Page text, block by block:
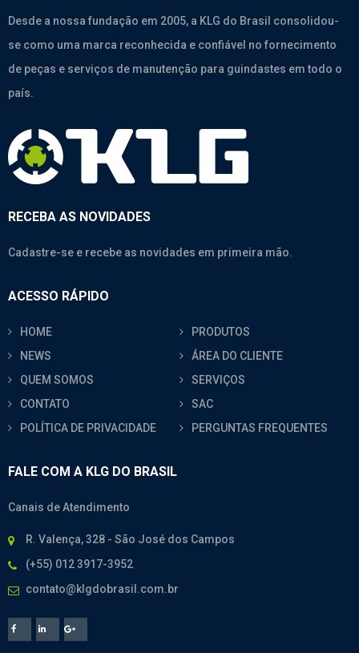
Desde a nossa fundação em 2005, a KLG do Brasil consolidou-
se como uma marca reconhecida e confiável no fornecimento
de peças e serviços de manutenção para guindastes em todo o
país.
RECEBA AS NOVIDADES
Cadastre-se e recebe as novidades em primeira mão.
ACESSO RÁPIDO
HOME
PRODUTOS
NEWS
ÁREA DO CLIENTE
QUEM SOMOS
SERVIÇOS
CONTATO
SAC
POLÍTICA DE PRIVACIDADE
PERGUNTAS FREQUENTES
FALE COM A KLG DO BRASIL
Canais de Atendimento
R. Valença, 328 - São José dos Campos
(+55) 012 3917-3952
contato@klgdobrasil.com.br